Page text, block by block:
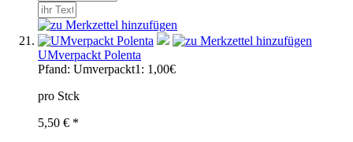
UMverpackt Polenta
Pfand: Umverpackt1: 1,00€
pro Stck
5,50 € *